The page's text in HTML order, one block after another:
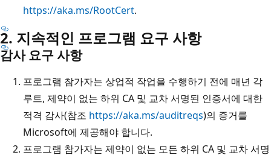
https://aka.ms/RootCert.
2. 지속적인 프로그램 요구 사항
감사 요구 사항
프로그램 참가자는 상업적 작업을 수행하기 전에 매년 각
루트, 제약이 없는 하위 CA 및 교차 서명된 인증서에 대한
적격 감사(참조 https://aka.ms/auditreqs)의 증거를
Microsoft에 제공해야 합니다.
프로그램 참가자는 제약이 없는 모든 하위 CA 및 교차 서명